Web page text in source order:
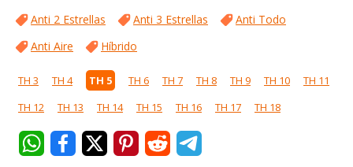
Anti 2 Estrellas Anti 3 Estrellas
Anti Todo
Anti Aire
Híbrido
TH 3 TH 4 TH 5 TH 6 TH 7 TH 8 TH 9 TH 10
TH 11
TH 12
TH 13 TH 14 TH 15 TH 16 TH 17 TH 18